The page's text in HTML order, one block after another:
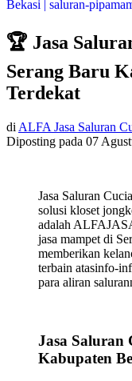
🏆 Jasa
Serang Baru
Terdekat
di ALFA Jasa Saluran
Diposting pada 07
Jasa Saluran
solusi kloset
adalah
jasa mampet di
memberikan
terbain atasinfo-
para aliran
Jasa Saluran
Kabupaten